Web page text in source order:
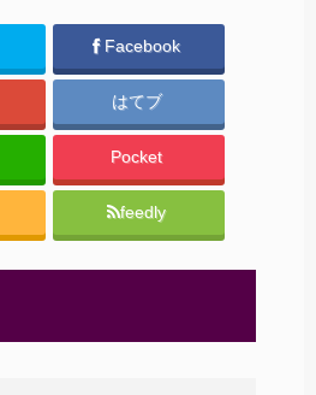
Facebook
はてブ
Pocket
feedly